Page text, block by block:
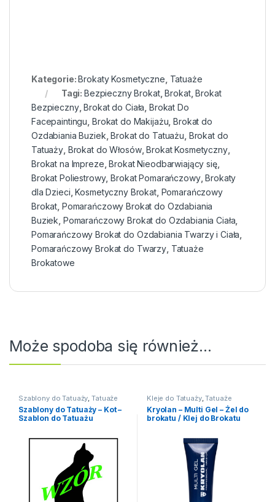
Kategorie:Brokaty Kosmetyczne Tatuaże
Tagi:Bezpieczny Brokat,Brokat,Brokat
Bezpieczny,Brokat do Ciała Brokat Do
Facepaintingu Brokat do Makijażu ,Brokat do
Ozdabiania Buziek ,Brokat do Tatuażu Brokat do
Tatuaży Brokat do Włosów,Brokat Kosmetyczny,
Brokat na Impreze ,Brokat Nieodbarwiający się,
Brokat Poliestrowy,Brokat Pomarańczowy,Brokaty
dla Dzieci ,Kosmetyczny Brokat, Pomarańczowy
Brokat Pomarańczowy Brokat do Ozdabiania
Buziek Pomarańczowy Brokat do Ozdabiania Ciała
Pomarańczowy Brokat do Ozdabiania Twarzy i Ciała
Pomarańczowy Brokat do Twarzy, Tatuaże
Brokatowe
Może spodoba się również…
Szablony do Tatuaży,Tatuaże
Szablony do Tatuaży – Kot –
Szablon do Tatuażu
Kleje do Tatuaży,Tatuaże
Kryolan – Multi Gel – Żel do
brokatu / Klej do Brokatu